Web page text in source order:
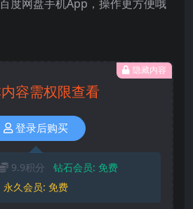
度网盘手机App，操作更方便哦
隐藏内容
容需权限查看
登录后购买
9.9积分 钻石会员: 免费
永久会员: 免费